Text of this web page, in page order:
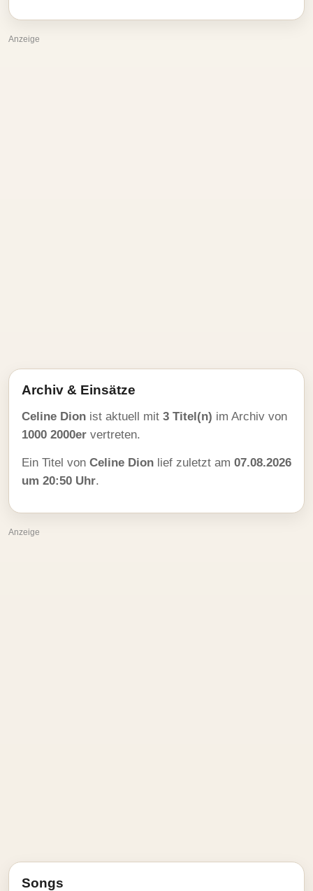
Anzeige
Archiv & Einsätze
Celine Dion ist aktuell mit 3 Titel(n) im Archiv von
1000 2000er vertreten.
Ein Titel von Celine Dion lief zuletzt am 07.08.2026
um 20:50 Uhr.
Anzeige
Songs